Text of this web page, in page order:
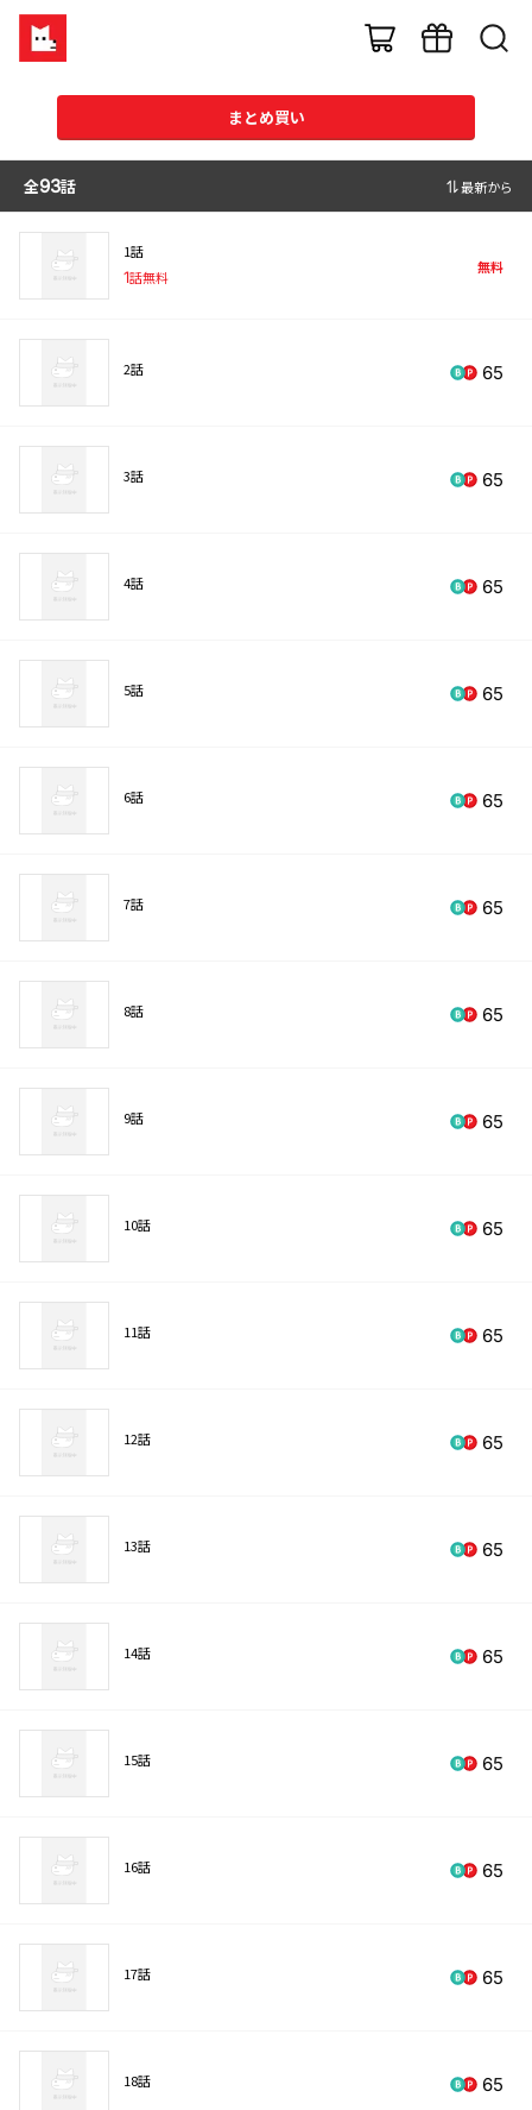
まとめ買い
全93話 最新から
1話
1話無料
無料
2話 65
3話 65
4話 65
5話 65
6話 65
7話 65
8話 65
9話 65
10話 65
11話 65
12話 65
13話 65
14話 65
15話 65
16話 65
17話 65
18話 65